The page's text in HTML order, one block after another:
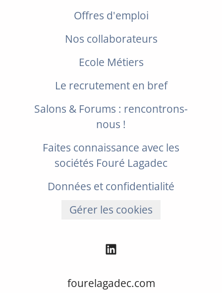
Offres d'emploi
Nos collaborateurs
Ecole Métiers
Le recrutement en bref
Salons & Forums : rencontrons-
nous !
Faites connaissance avec les
sociétés Fouré Lagadec
Données et confidentialité
Gérer les cookies
fourelagadec.com